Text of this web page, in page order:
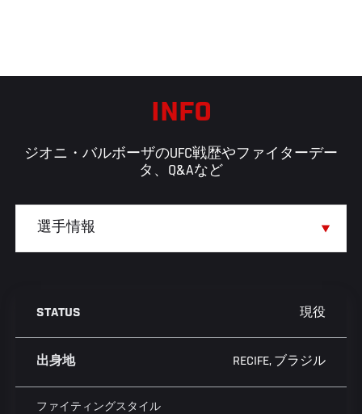
INFO
ジオニ・バルボーザのUFC戦歴やファイターデー
タ、Q&Aなど
STATUS 現役
出身地 RECIFE, ブラジル
ファイティングスタイル